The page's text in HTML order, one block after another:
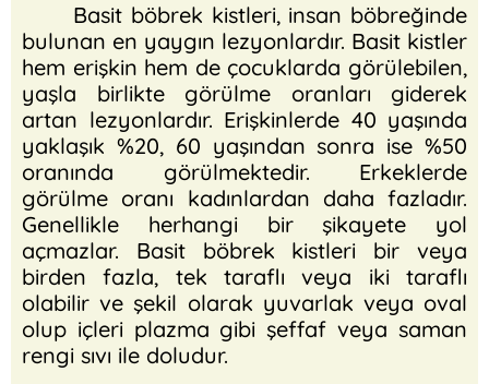
Basit böbrek kistleri, insan böbreğinde
bulunan en yaygın lezyonlardır. Basit kistler
hem erişkin hem de çocuklarda görülebilen,
yaşla birlikte görülme oranları giderek
artan lezyonlardır. Erişkinlerde 40 yaşında
yaklaşık %20, 60 yaşından sonra ise %50
oranında görülmektedir. Erkeklerde
görülme oranı kadınlardan daha fazladır.
Genellikle herhangi bir şikayete yol
açmazlar. Basit böbrek kistleri bir veya
birden fazla, tek taraflı veya iki taraflı
olabilir ve şekil olarak yuvarlak veya oval
olup içleri plazma gibi şeffaf veya saman
rengi sıvı ile doludur.